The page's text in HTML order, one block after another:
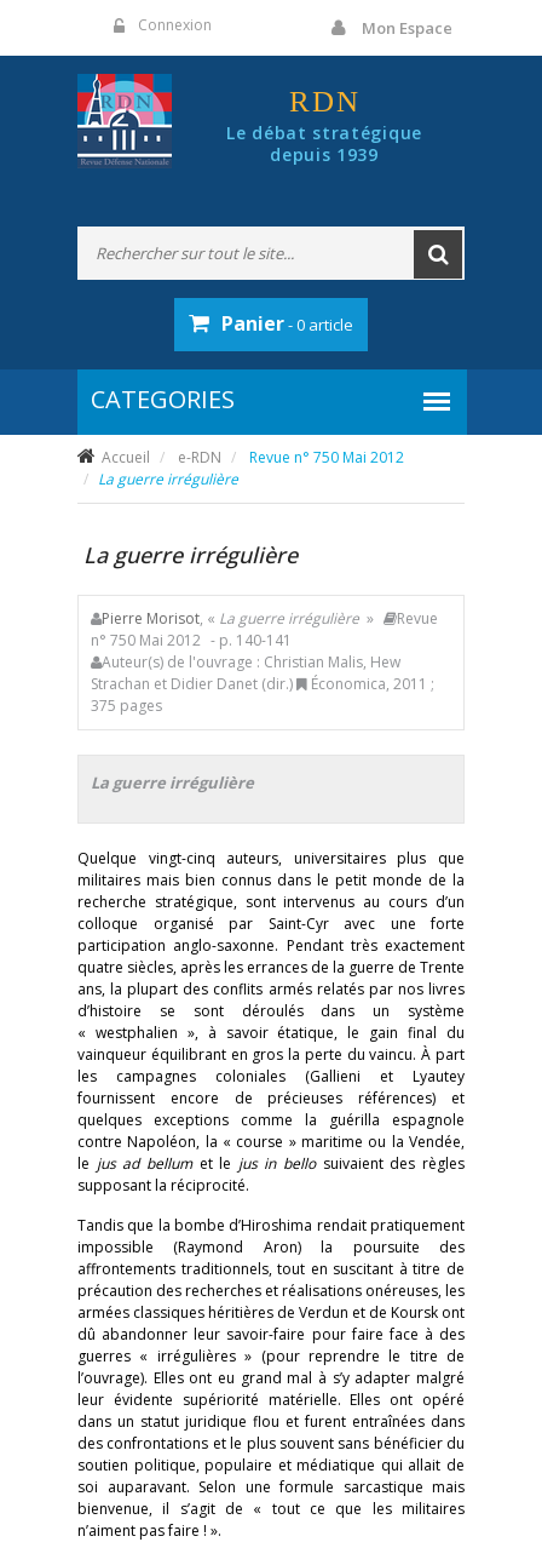
Connexion Mon Espace
RDN
Le débat stratégique
depuis 1939
Panier- 0 article
Accueil e-RDN
Revue n° 750 Mai 2012
La guerre irrégulière
La guerre irrégulière
Pierre Morisot, « La guerre irrégulière »
Revue
n° 750 Mai 2012 - p. 140-141
Auteur(s) de l'ouvrage : Christian Malis, Hew
Strachan et Didier Danet (dir.)
Économica, 2011 ;
375 pages
La guerre irrégulière
Quelque vingt-cinq auteurs, universitaires plus que
militaires mais bien connus dans le petit monde de la
recherche stratégique, sont intervenus au cours d’un
colloque organisé par Saint-Cyr avec une forte
participation anglo-saxonne. Pendant très exactement
quatre siècles, après les errances de la guerre de Trente
ans, la plupart des conflits armés relatés par nos livres
d’histoire se sont déroulés dans un système
« westphalien », à savoir étatique, le gain final du
vainqueur équilibrant en gros la perte du vaincu. À part
les campagnes coloniales (Gallieni et Lyautey
fournissent encore de précieuses références) et
quelques exceptions comme la guérilla espagnole
contre Napoléon, la « course » maritime ou la Vendée,
le jus ad bellum et le jus in bello suivaient des règles
supposant la réciprocité.
Tandis que la bombe d’Hiroshima rendait pratiquement
impossible (Raymond Aron) la poursuite des
affrontements traditionnels, tout en suscitant à titre de
précaution des recherches et réalisations onéreuses, les
armées classiques héritières de Verdun et de Koursk ont
dû abandonner leur savoir-faire pour faire face à des
guerres « irrégulières » (pour reprendre le titre de
l’ouvrage). Elles ont eu grand mal à s’y adapter malgré
leur évidente supériorité matérielle. Elles ont opéré
dans un statut juridique flou et furent entraînées dans
des confrontations et le plus souvent sans bénéficier du
soutien politique, populaire et médiatique qui allait de
soi auparavant. Selon une formule sarcastique mais
bienvenue, il s’agit de « tout ce que les militaires
n’aiment pas faire ! ».